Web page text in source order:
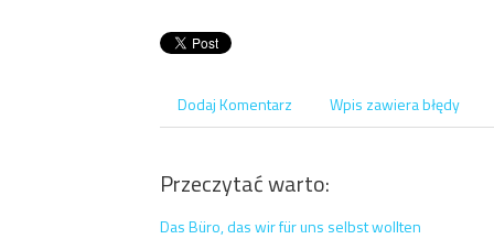
Dodaj Komentarz Wpis zawiera błędy
Przeczytać warto:
Das Büro, das wir für uns selbst wollten